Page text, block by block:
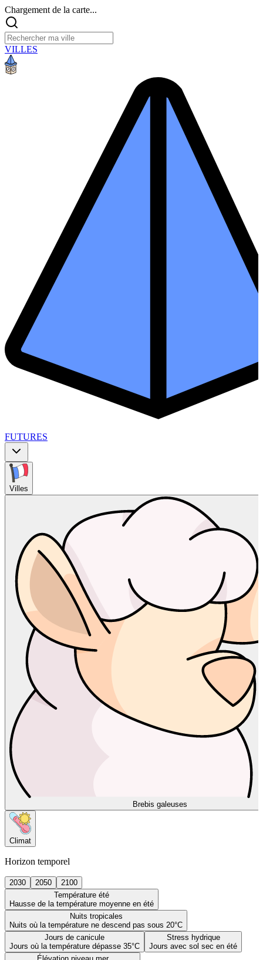
Chargement de la carte...
VILLES
FUTURES
Villes
Brebis galeuses
Climat
Horizon temporel
2030 2050
2100
Température été
Hausse de la température moyenne en été
Nuits tropicales
Nuits où la température ne descend pas sous 20°C
Jours de canicule
Jours où la température dépasse 35°C
Stress hydrique
Jours avec sol sec en été